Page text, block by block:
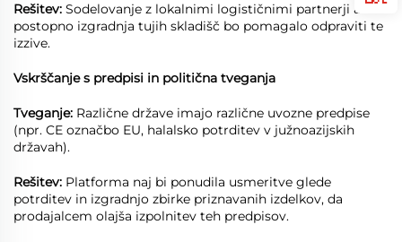
Rešitev: Sodelovanje z lokalnimi logističnimi partnerji ali
postopno izgradnja tujih skladišč bo pomagalo odpraviti te
izzive.
Vskrščanje s predpisi in politična tveganja
Tveganje: Različne države imajo različne uvozne predpise
(npr. CE označbo EU, halalsko potrditev v južnoazijskih
državah).
Rešitev: Platforma naj bi ponudila usmeritve glede
potrditev in izgradnjo zbirke priznavanih izdelkov, da
prodajalcem olajša izpolnitev teh predpisov.